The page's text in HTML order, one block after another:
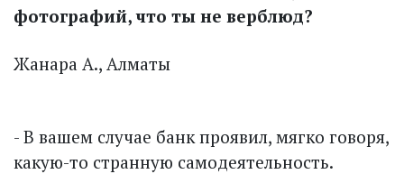
фотографий, что ты не верблюд?
Жанара А., Алматы
- В вашем случае банк проявил, мягко говоря,
какую-то странную самодеятельность.